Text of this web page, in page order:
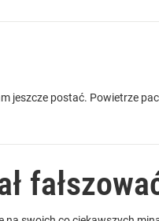
jeszcze postać. Powietrze